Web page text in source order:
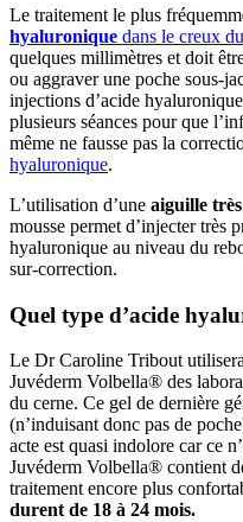
Le traitement le plus
hyaluronique dans le creux
quelques millimètres et doit
ou aggraver une poche sous-
injections d’acide
plusieurs séances pour que
même ne fausse pas la
hyaluronique.
L’utilisation d’une aiguille
mousse permet d’injecter très
hyaluronique au niveau du
sur-correction.
Quel type d’acide
Le Dr Caroline Tribout
Juvéderm Volbella® des
du cerne. Ce gel de dernière
(n’induisant donc pas de
acte est quasi indolore car ce
Juvéderm Volbella® contient
traitement encore plus
durent de 18 à 24 mois.